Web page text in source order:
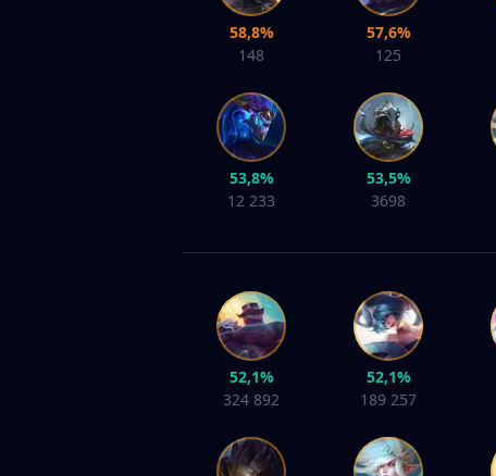
58,8%
148
57,6%
125
53,8%
12 233
53,5%
3698
52,1%
324 892
52,1%
189 257